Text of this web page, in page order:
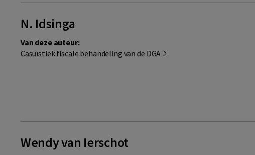
N. Idsinga
Van deze auteur:
Casuïstiek fiscale behandeling van de DGA
Wendy van Ierschot